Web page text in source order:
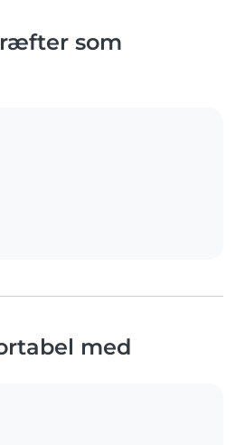
som
med